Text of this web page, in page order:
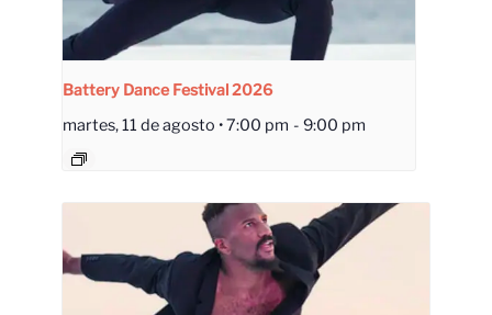
Battery Dance Festival 2026
martes, 11 de agosto • 7:00 pm - 9:00 pm